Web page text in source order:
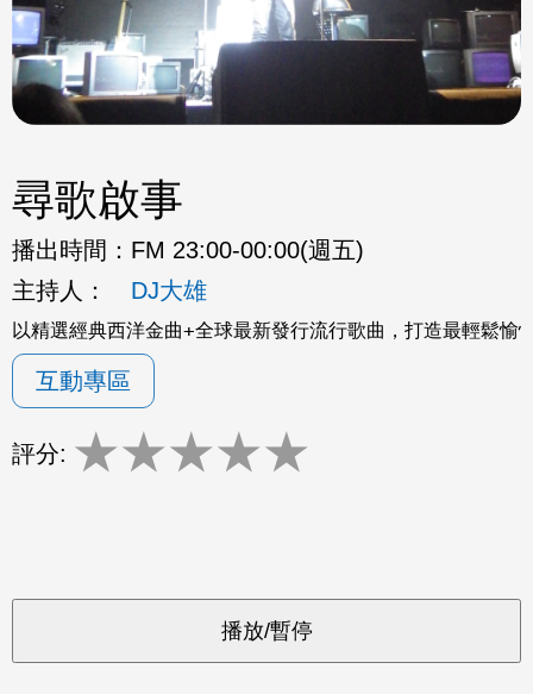
尋歌啟事
播出時間： FM 23:00-00:00(週五)
主持人：
DJ大雄
以精選經典西洋金曲+全球最新發行流行歌曲，打造最輕鬆愉
互動專區
評分: ★★★★★